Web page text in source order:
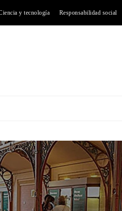
y tecnología Responsabilidad social